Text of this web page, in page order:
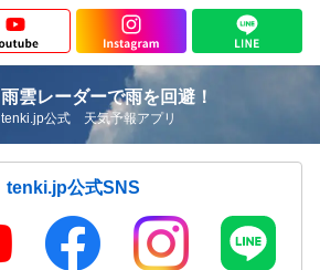
雨雲レーダーで雨を回避！
tenki.jp公式 天気予報アプリ
tenki.jp公式SNS